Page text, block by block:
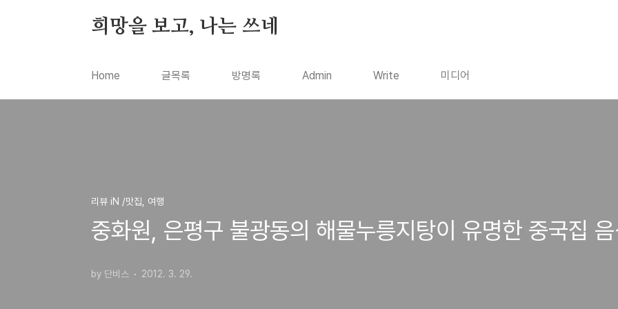
희망을 보고, 나는 쓰네
Home 글목록 방명록 Admin Write 미디어
리뷰 iN /맛집, 여행
중화원, 은평구 불광동의 해물누릉지탕이 유명한 중국집
by 단비스 2012. 3. 29.